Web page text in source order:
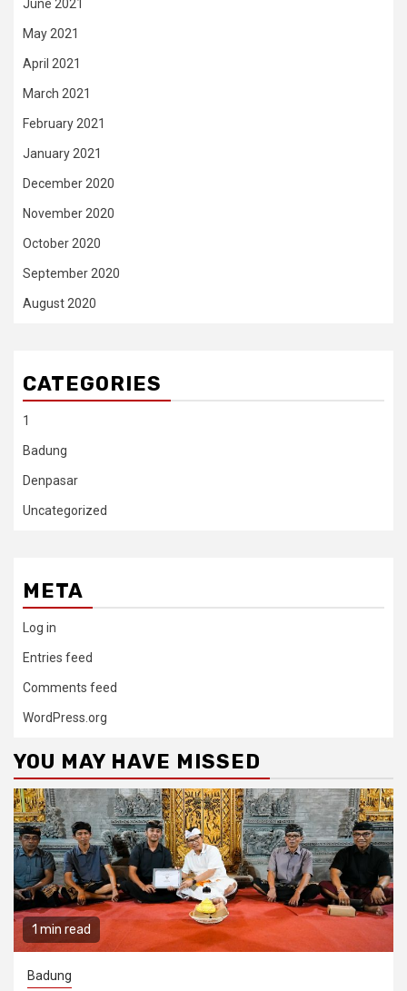
June 2021
May 2021
April 2021
March 2021
February 2021
January 2021
December 2020
November 2020
October 2020
September 2020
August 2020
CATEGORIES
1
Badung
Denpasar
Uncategorized
META
Log in
Entries feed
Comments feed
WordPress.org
YOU MAY HAVE MISSED
1 min read
Badung